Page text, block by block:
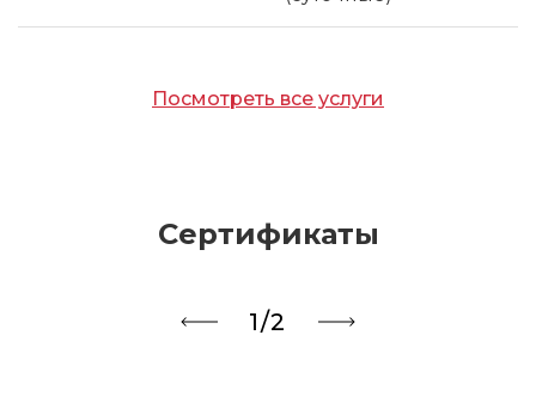
Посмотреть все услуги
Сертификаты
1/2